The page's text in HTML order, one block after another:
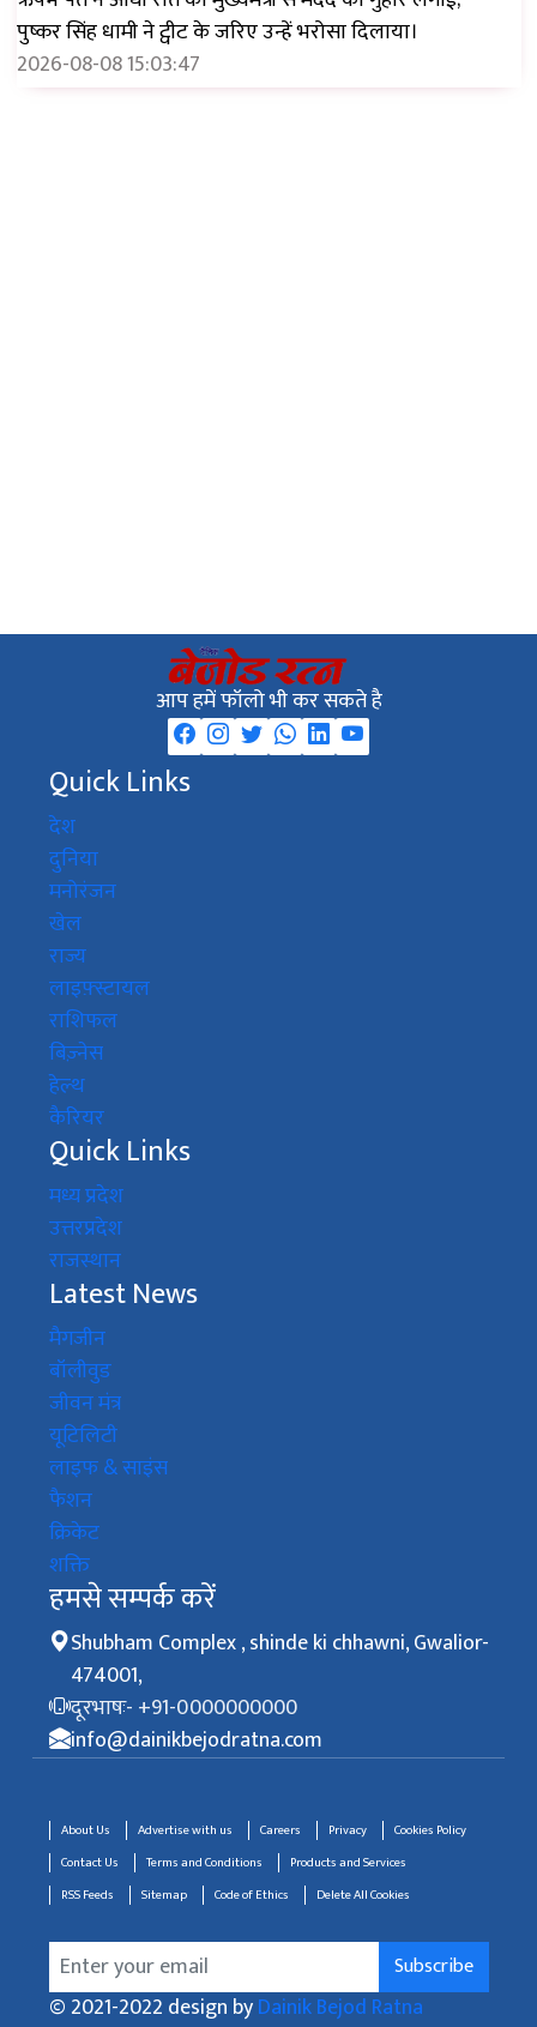
पुष्कर सिंह धामी ने ट्वीट के जरिए उन्हें भरोसा दिलाया।
2026-08-08 15:03:47
आप हमें फॉलो भी कर सकते है
Quick Links
देश
दुनिया
मनोरंजन
खेल
राज्य
लाइफ़्स्टायल
राशिफल
बिज़्नेस
हेल्थ
कैरियर
Quick Links
मध्य प्रदेश
उत्तरप्रदेश
राजस्थान
Latest News
मैगजीन
बॉलीवुड
जीवन मंत्र
यूटिलिटी
लाइफ & साइंस
फैशन
क्रिकेट
शक्ति
हमसे सम्पर्क करें
Shubham Complex , shinde ki chhawni, Gwalior-
474001,
दूरभाषः- +91-0000000000
info@dainikbejodratna.com
About Us Advertise with us Careers Privacy
Cookies Policy
Contact Us
Terms and Conditions
Products and Services
RSS Feeds
Sitemap Code of Ethics Delete All Cookies
Subscribe
© 2021-2022 design byDainik Bejod Ratna